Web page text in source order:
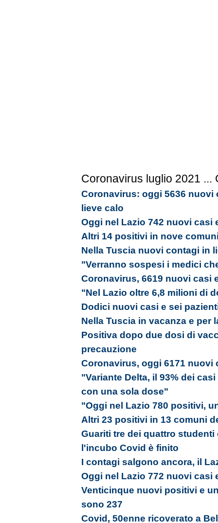
Coronavirus luglio 2021 ...
Coronavirus: oggi 5636 nuovi
lieve calo
Oggi nel Lazio 742 nuovi casi
Altri 14 positivi in nove
Nella Tuscia nuovi contagi in
"Verranno sospesi i medici
Coronavirus, 6619 nuovi casi
"Nel Lazio oltre 6,8 milioni di
Dodici nuovi casi e sei
Nella Tuscia in vacanza e
Positiva dopo due dosi di
precauzione
Coronavirus, oggi 6171 nuovi
"Variante Delta, il 93% dei
con una sola dose"
"Oggi nel Lazio 780 positivi,
Altri 23 positivi in 13 comuni
Guariti tre dei quattro
l'incubo Covid è finito
I contagi salgono ancora, il
Oggi nel Lazio 772 nuovi casi
Venticinque nuovi positivi e
sono 237
Covid, 50enne ricoverato a